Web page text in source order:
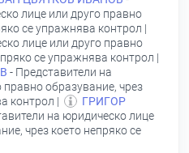
лице или друго правно
се упражнява контрол |
лице или друго правно
се упражнява контрол |
- Представители на
образувание, чрез
контрол |
ГРИГОР
на юридическо лице
чрез което непряко се